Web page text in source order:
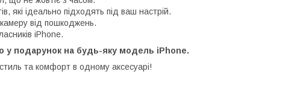
які ідеально підходять під ваш настрій.
від пошкоджень.
iPhone.
у подарунок на будь-яку модель iPhone.
та комфорт в одному аксесуарі!